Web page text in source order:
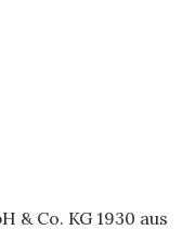
& Co. KG 1930 aus